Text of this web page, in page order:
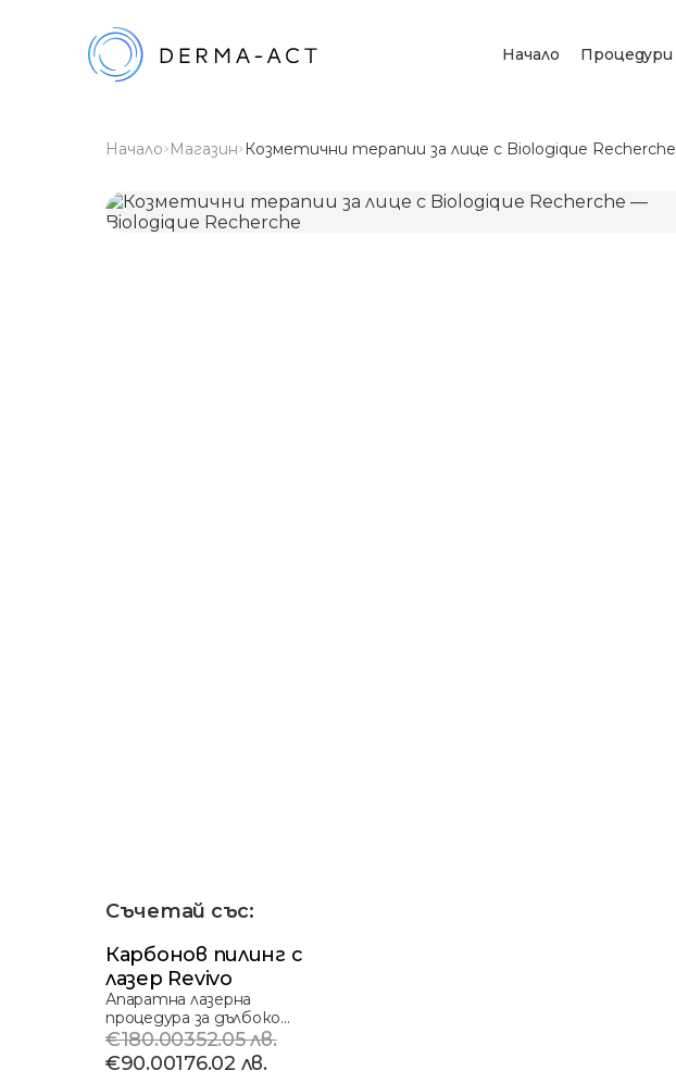
Начало Процедури
Начало Магазин Козметични терапии за лице с Biologique Recherche
Съчетай със:
Карбонов пилинг с
лазер Revivo
Апаратна лазерна
процедура за дълбоко
почистване, свива...
€180.00352.05 лв.
€90.00176.02 лв.